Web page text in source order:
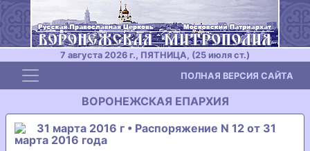
7 августа 2026 г., ПЯТНИЦА, (25 июля ст.)
Toggle navigation ПОЛНАЯ ВЕРСИЯ САЙТА
ВОРОНЕЖСКАЯ ЕПАРХИЯ
31 марта 2016 г • Распоряжение N 12 от 31
марта 2016 года